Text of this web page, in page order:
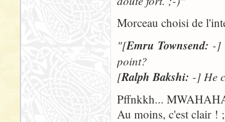
Morceau choisi de
"[Emru Townsend: -]
point?
[Ralph Bakshi: -] He
Pffnkkh...
Au moins, c'est clair !